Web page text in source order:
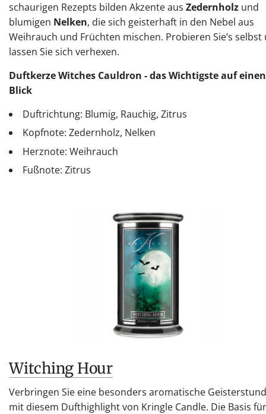
schaurigen Rezepts bilden Akzente aus Zedernholz und
blumigen Nelken, die sich geisterhaft in den Nebel aus
Weihrauch und Früchten mischen. Probieren Sie’s selbst
lassen Sie sich verhexen.
Duftkerze Witches Cauldron - das Wichtigste auf einen
Blick
Duftrichtung: Blumig, Rauchig, Zitrus
Kopfnote: Zedernholz, Nelken
Herznote: Weihrauch
Fußnote: Zitrus
Witching Hour
Verbringen Sie eine besonders aromatische
mit diesem Dufthighlight von Kringle Candle. Die Basis für